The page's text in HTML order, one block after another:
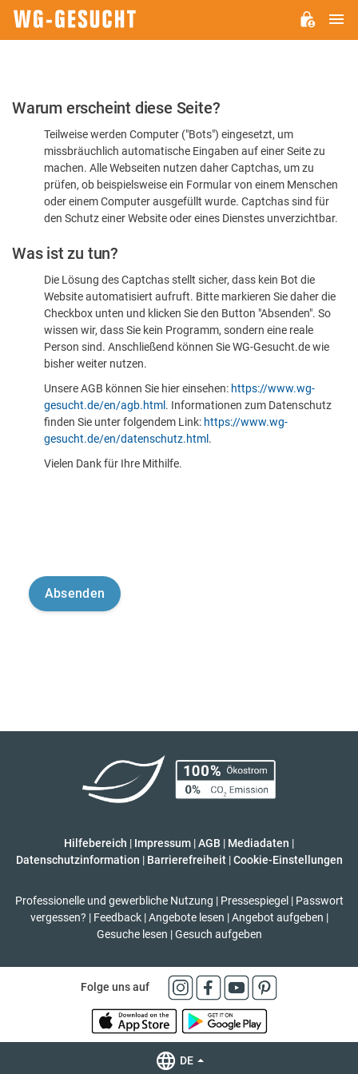
Bitte
dass
sind
Warum erscheint diese Seite?
Teilweise werden Computer ("Bots") eingesetzt, um
missbräuchlich automatische Eingaben auf einer Seite zu
machen. Alle Webseiten nutzen daher Captchas, um zu
prüfen, ob beispielsweise ein Formular von einem Menschen
oder einem Computer ausgefüllt wurde. Captchas sind für
den Schutz einer Website oder eines Dienstes unverzichtbar.
Was ist zu tun?
Die Lösung des Captchas stellt sicher, dass kein Bot die
Website automatisiert aufruft. Bitte markieren Sie daher die
Checkbox unten und klicken Sie den Button "Absenden". So
wissen wir, dass Sie kein Programm, sondern eine reale
Person sind. Anschließend können Sie WG-Gesucht.de wie
bisher weiter nutzen.
Unsere AGB können Sie hier einsehen: https://www.wg-
gesucht.de/en/agb.html . Informationen zum Datenschutz
finden Sie unter folgendem Link: https://www.wg-
gesucht.de/en/datenschutz.html .
Vielen Dank für Ihre Mithilfe.
Hilfebereich | Impressum |AGB | Mediadaten |
Datenschutzinformation | Barrierefreiheit | Cookie-Einstellungen
Professionelle und gewerbliche Nutzung | Pressespiegel | Passwort
vergessen? | Feedback | Angebote lesen | Angebot aufgeben |
Gesuche lesen | Gesuch aufgeben
Folge uns auf
DE